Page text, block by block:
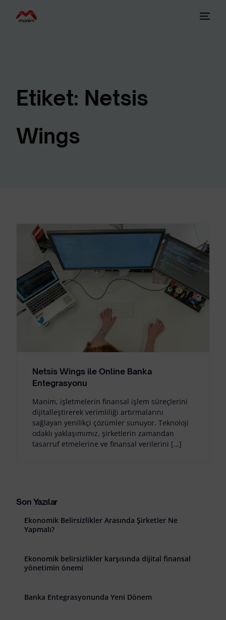
Etiket: Netsis
Wings
Netsis Wings ile Online Banka
Entegrasyonu
Manim, işletmelerin finansal işlem süreçlerini
dijitalleştirerek verimliliği artırmalarını
sağlayan yenilikçi çözümler sunuyor. Teknoloji
odaklı yaklaşımımız, şirketlerin zamandan
tasarruf etmelerine ve finansal verilerini […]
Son Yazılar
Ekonomik Belirsizlikler Arasında Şirketler Ne
Yapmalı?
Ekonomik belirsizlikler karşısında dijital finansal
yönetimin önemi
Banka Entegrasyonunda Yeni Dönem